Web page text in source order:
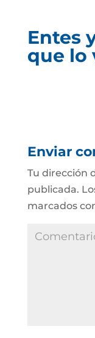
Entes
que lo
Enviar
Tu dirección
publicada.
marcados